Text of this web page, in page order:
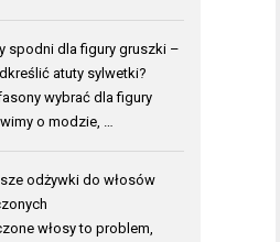
spodni dla figury gruszki –
atuty sylwetki?
wybrać dla figury
o modzie, …
odżywki do włosów
włosy to problem,